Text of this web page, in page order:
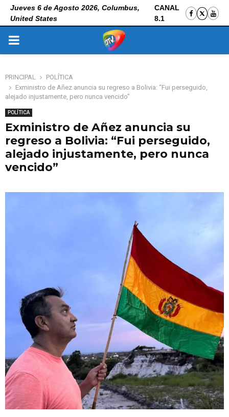
Jueves 6 de Agosto 2026, Columbus,
United States
CANAL
8.1
PRIMARY
PRINCIPAL
POLÍTICA
Exministro de Añez anuncia su regreso a Bolivia: “Fui perseguido,
alejado injustamente, pero nunca vencido”
POLÍTICA
Exministro de Añez anuncia su
regreso a Bolivia: “Fui perseguido,
alejado injustamente, pero nunca
vencido”